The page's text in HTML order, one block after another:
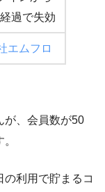
過で失効
エムフロ
が、会員数が50
の利用で貯まるコ